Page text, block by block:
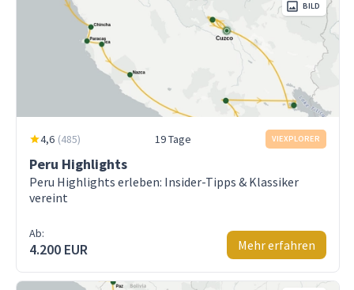
BILD
4,6 (485) 19 Tage VIEXPLORER
Peru Highlights
Peru Highlights erleben: Insider-Tipps & Klassiker
vereint
Ab:
4.200 EUR Mehr erfahren